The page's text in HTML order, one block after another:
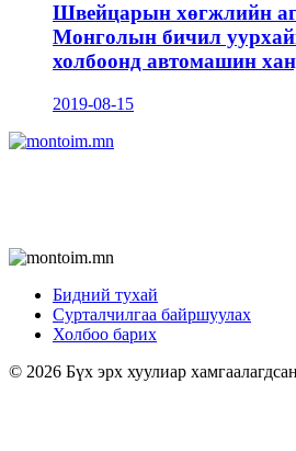
Швейцарын хөгжлийн
Монголын бичил
холбоонд автомашин
2019-08-15
Бидний тухай
Сурталчилгаа байршуулах
Холбоо барих
© 2026 Бүх эрх хуулиар